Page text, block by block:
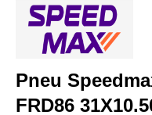
Pneu
FRD86